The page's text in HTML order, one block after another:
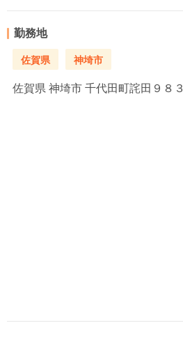
勤務地
佐賀県 神埼市
佐賀県 神埼市 千代田町詫田９８３